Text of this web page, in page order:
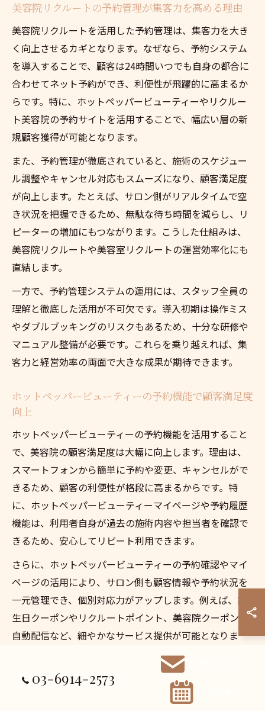
美容院リクルートの予約管理が集客力を高める理由
美容院リクルートを活用した予約管理は、集客力を大き
く向上させるカギとなります。なぜなら、予約システム
を導入することで、顧客は24時間いつでも自身の都合に
合わせてネット予約ができ、利便性が飛躍的に高まるか
らです。特に、ホットペッパービューティーやリクルー
ト美容院の予約サイトを活用することで、幅広い層の新
規顧客獲得が可能となります。
また、予約管理が徹底されていると、施術のスケジュー
ル調整やキャンセル対応もスムーズになり、顧客満足度
が向上します。たとえば、サロン側がリアルタイムで空
き状況を把握できるため、無駄な待ち時間を減らし、リ
ピーターの増加にもつながります。こうした仕組みは、
美容院リクルートや美容室リクルートの運営効率化にも
直結します。
一方で、予約管理システムの運用には、スタッフ全員の
理解と徹底した活用が不可欠です。導入初期は操作ミス
やダブルブッキングのリスクもあるため、十分な研修や
マニュアル整備が必要です。これらを乗り越えれば、集
客力と経営効率の両面で大きな成果が期待できます。
ホットペッパービューティーの予約機能で顧客満足度
向上
ホットペッパービューティーの予約機能を活用すること
で、美容院の顧客満足度は大幅に向上します。理由は、
スマートフォンから簡単に予約や変更、キャンセルがで
きるため、顧客の利便性が格段に高まるからです。特
に、ホットペッパービューティーマイページや予約履歴
機能は、利用者自身が過去の施術内容や担当者を確認で
きるため、安心してリピート利用できます。
さらに、ホットペッパービューティーの予約確認やマイ
ページの活用により、サロン側も顧客情報や予約状況を
一元管理でき、個別対応力がアップします。例えば、誕
生日クーポンやリクルートポイント、美容院クーポンの
自動配信など、細やかなサービス提供が可能となりま
ただし、システムの導入・運用時には、顧客情報の管理
やプライバシー保護に十分な注意が必要です。利用者か
03-6914-2573